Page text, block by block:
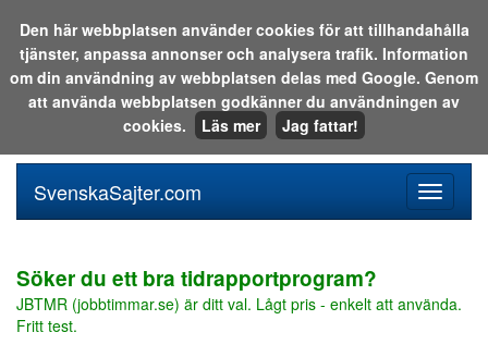
Sök i katalogen eller på webben:
meny
SvenskaSajter.com
Söker du ett bra tidrapportprogram?
JBTMR (jobbtimmar.se) är ditt val. Lågt pris - enkelt att använda.
Fritt test.
Den här webbplatsen använder cookies för att tillhandahålla
tjänster, anpassa annonser och analysera trafik. Information
om din användning av webbplatsen delas med Google. Genom
att använda webbplatsen godkänner du användningen av
cookies.
Läs mer Jag fattar!